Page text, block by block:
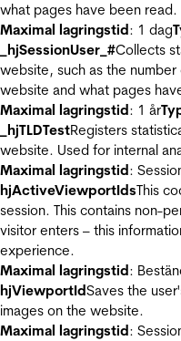
what pages have been read.
Maximal lagringstid: 1 dag
_hjSessionUser_#Collects
website, such as the
website and what pages
Maximal lagringstid: 1 år
_hjTLDTestRegisters
website. Used for internal
Maximal lagringstid:
hjActiveViewportIdsThis
session. This contains non-
visitor enters – this
experience.
Maximal lagringstid:
hjViewportIdSaves the
images on the website.
Maximal lagringstid: